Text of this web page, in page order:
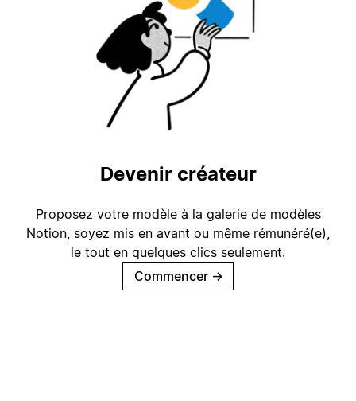
Devenir créateur
Proposez votre modèle à la galerie de modèles
Notion, soyez mis en avant ou même rémunéré(e),
le tout en quelques clics seulement.
Commencer →